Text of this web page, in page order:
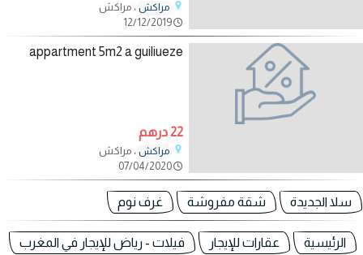
مراكش ، مراكش
12/12/2019
appartment 5m2 a guiliueze
22 درهم
مراكش ، مراكش
07/04/2020
سلا الجديدة شقة مفروشة غرف نوم
الرئيسية عقارات للإيجار فيلات - رياض للإيجار في المغرب